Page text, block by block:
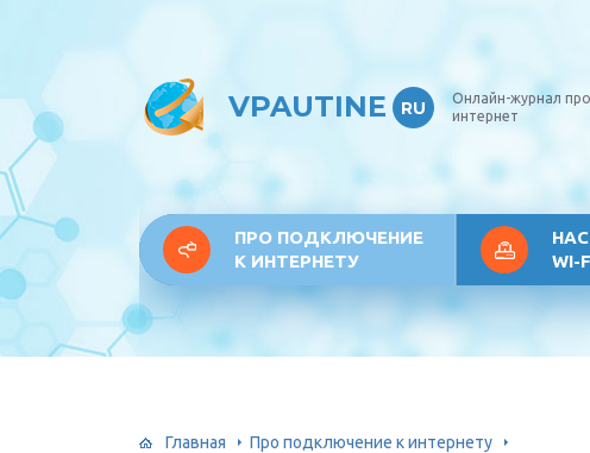
VPAUTINE RU
Онлайн-журнал про
интернет
ПРО ПОДКЛЮЧЕНИЕ
К ИНТЕРНЕТУ
WI-
Главная
Про подключение к интернету